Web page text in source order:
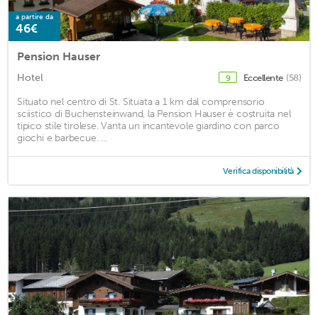
a partire da
46€
Pension Hauser
Hotel 9 Eccellente (58)
Situato nel centro di St. Situata a 1 km dal comprensorio
sciistico di Buchensteinwand, la Pension Hauser è costruita nel
tipico stile tirolese. Vanta un incantevole giardino con parco
giochi e barbecue. ...
Verifica disponibilità